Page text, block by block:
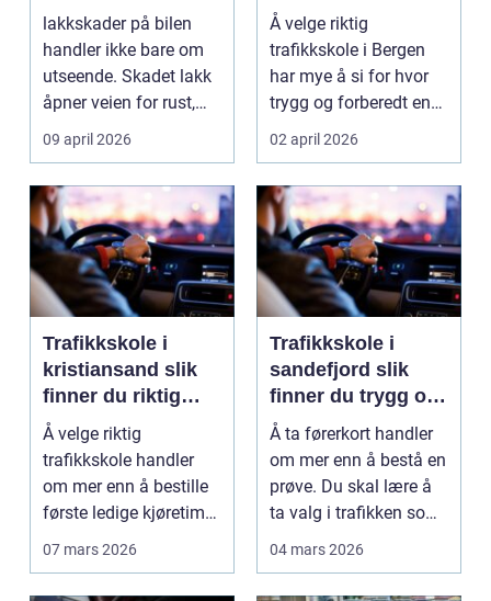
lakkskader på bilen
handler ikke bare om
utseende. Skadet lakk
åpner veien for rust,
verdifall og dy...
09 april 2026
opplæring til
førerkortet
Å velge riktig
trafikkskole i Bergen
har mye å si for hvor
trygg og forberedt en
elev føler seg når ...
02 april 2026
Trafikkskole i
kristiansand slik
finner du riktig
opplæring
Å velge riktig
trafikkskole handler
om mer enn å bestille
første ledige kjøretime.
For mange er føre...
07 mars 2026
Trafikkskole i
sandefjord slik
finner du trygg og
effektiv opplæring
Å ta førerkort handler
om mer enn å bestå en
prøve. Du skal lære å
ta valg i trafikken som
påvirker ...
04 mars 2026